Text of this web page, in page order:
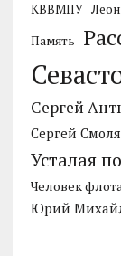
КВВМПУ
Память
Сергей
Сергей
Усталая
Человек
Юрий